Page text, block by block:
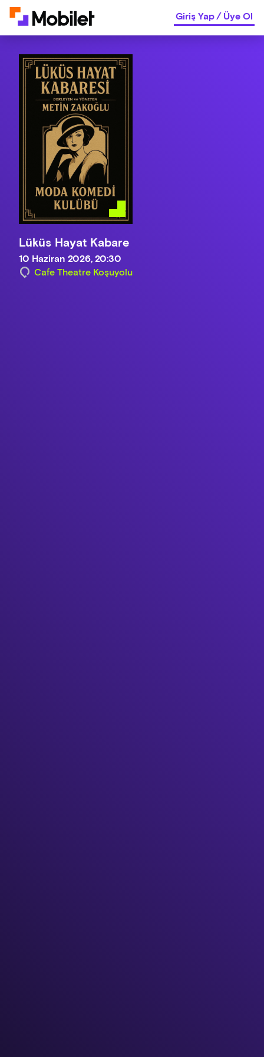
Giriş Yap/Üye Ol
Lüküs Hayat Kabare
10 Haziran 2026, 20:30
Cafe Theatre Koşuyolu